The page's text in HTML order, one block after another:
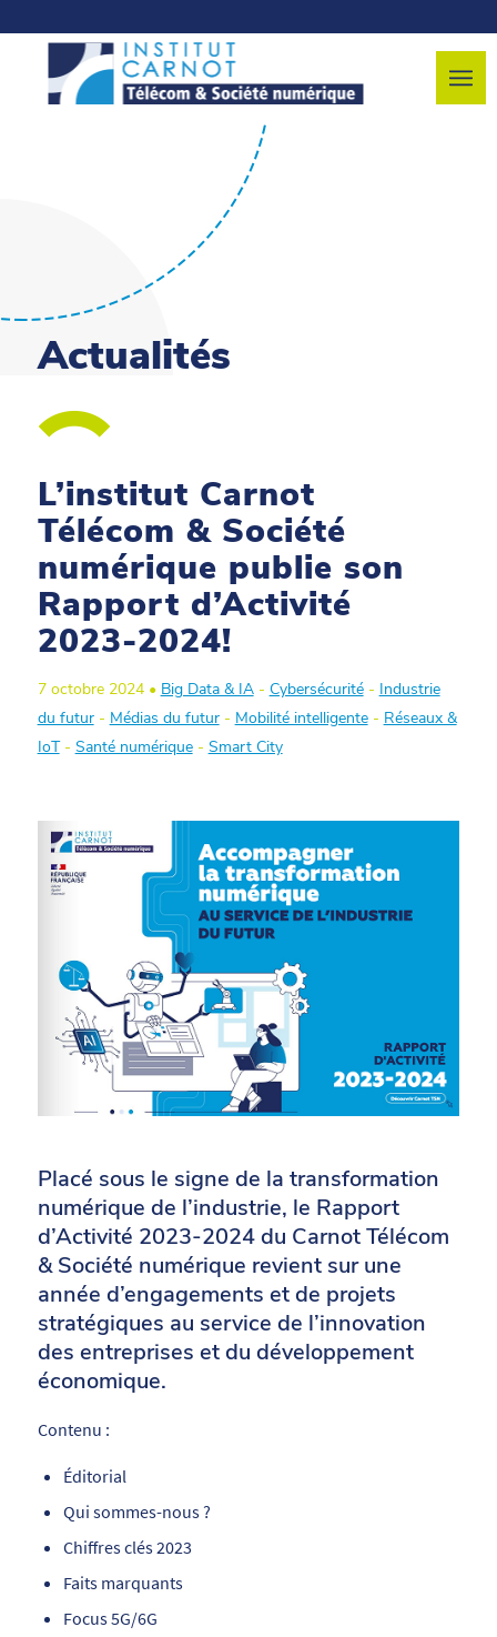
Actualités
L’institut Carnot
Télécom & Société
numérique publie son
Rapport d’Activité
2023-2024!
7 octobre 2024 • Big Data & IA- Cybersécurité- Industrie
du futur- Médias du futur- Mobilité intelligente- Réseaux &
IoT- Santé numérique- Smart City
Placé sous le signe de la transformation
numérique de l’industrie, le Rapport
d’Activité 2023-2024 du Carnot Télécom
& Société numérique revient sur une
année d’engagements et de projets
stratégiques au service de l’innovation
des entreprises et du développement
économique.
Contenu :
Éditorial
Qui sommes-nous ?
Chiffres clés 2023
Faits marquants
Focus 5G/6G